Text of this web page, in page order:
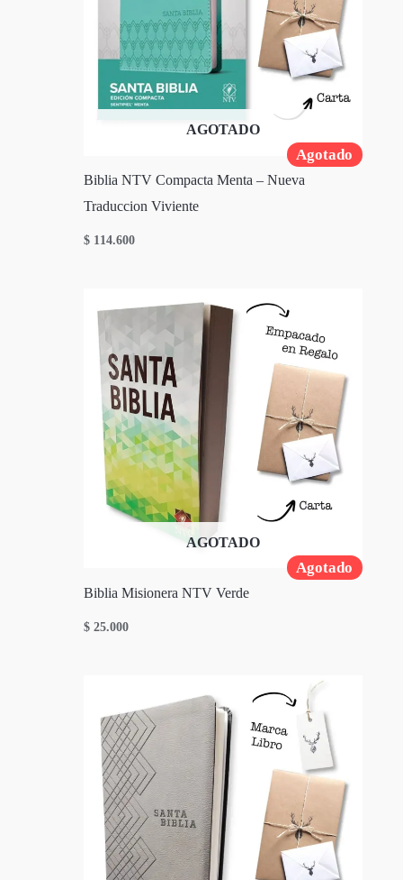
Agotado
AGOTADO
Biblia NTV Compacta Menta – Nueva
Traduccion Viviente
$ 114.600
Agotado
AGOTADO
Biblia Misionera NTV Verde
$ 25.000